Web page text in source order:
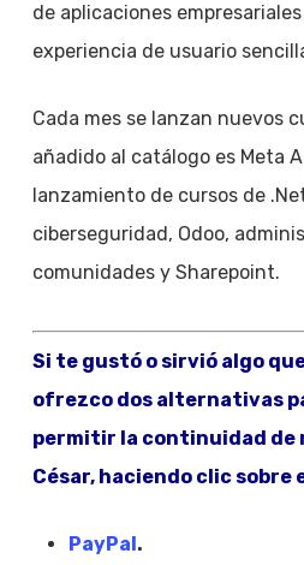
de aplicaciones
experiencia de usuario
Cada mes se lanzan nuevos
añadido al catálogo es Meta
lanzamiento de cursos de
ciberseguridad, Odoo,
comunidades y Sharepoint.
Si te gustó o sirvió algo
ofrezco dos alternativas
permitir la continuidad de
César, haciendo clic sobre
PayPal.